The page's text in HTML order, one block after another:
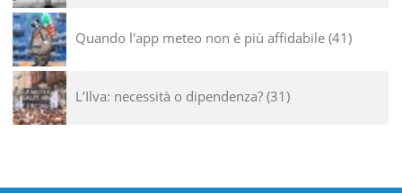
Quando l'app meteo non è più affidabile 41
L’Ilva: necessità o dipendenza? 31